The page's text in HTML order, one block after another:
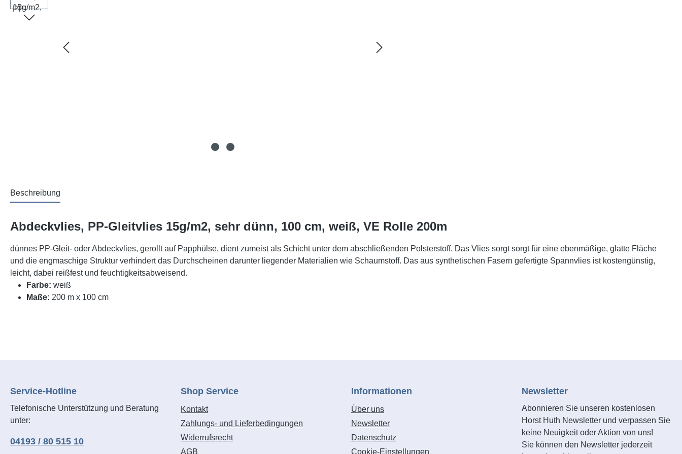
Beschreibung
Abdeckvlies, PP-Gleitvlies 15g/m2, sehr dünn, 100 cm, weiß, VE Rolle 200m
dünnes PP-Gleit- oder Abdeckvlies, gerollt auf Papphülse, dient zumeist als Schicht unter dem abschließenden Polsterstoff. Das Vlies sorgt sorgt für eine ebenmäßige, glatte Fläche
und die engmaschige Struktur verhindert das Durchscheinen darunter liegender Materialien wie Schaumstoff. Das aus synthetischen Fasern gefertigte Spannvlies ist kostengünstig,
leicht, dabei reißfest und feuchtigkeitsabweisend.
Farbe: weiß
Maße: 200 m x 100 cm
Service-Hotline
Telefonische Unterstützung und Beratung
unter:
04193 / 80 515 10
Shop Service
Kontakt
Zahlungs- und Lieferbedingungen
Widerrufsrecht
AGB
Informationen
Über uns
Newsletter
Datenschutz
Cookie-Einstellungen
Newsletter
Abonnieren Sie unseren kostenlosen
Horst Huth Newsletter und verpassen Sie
keine Neuigkeit oder Aktion von uns!
Sie können den Newsletter jederzeit